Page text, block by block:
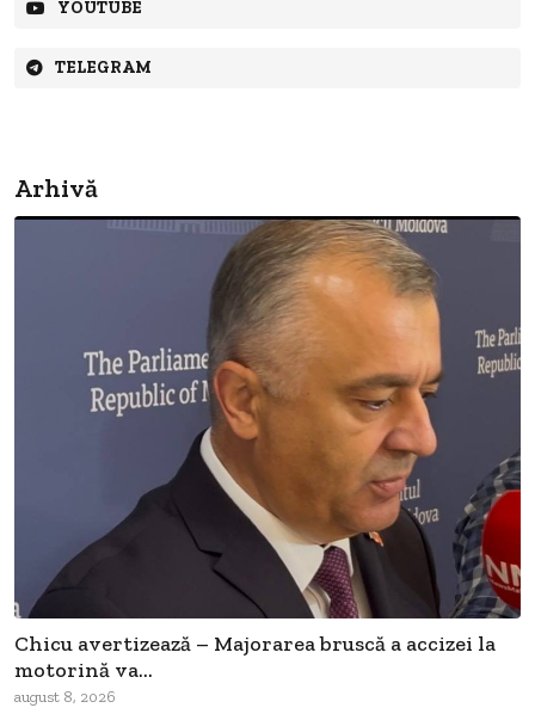
YOUTUBE
TELEGRAM
Arhivă
Chicu avertizează – Majorarea bruscă a accizei la
motorină va...
august 8, 2026